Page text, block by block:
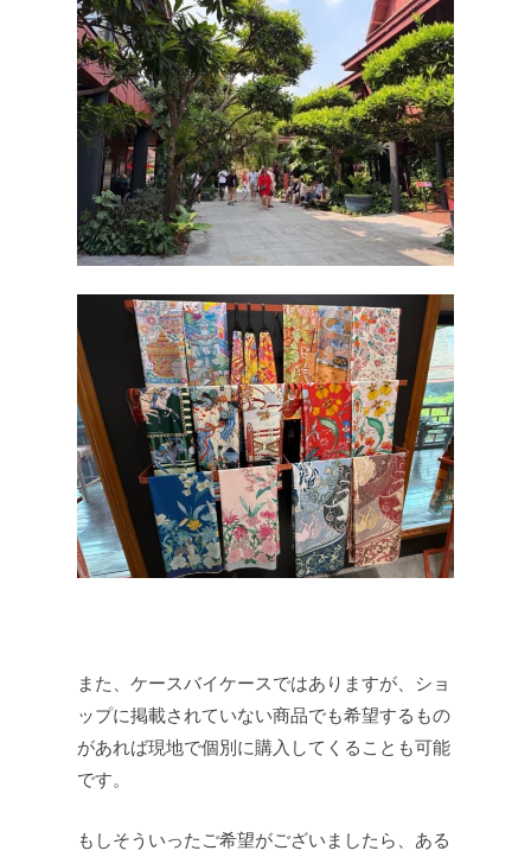
また、ケースバイケースではありますが、ショ
ップに掲載されていない商品でも希望するもの
があれば現地で個別に購入してくることも可能
です。
もしそういったご希望がございましたら、ある